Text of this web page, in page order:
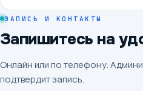
ЗАПИСЬ И КОНТАКТЫ
Запишитесь на
Онлайн или по телефону.
подтвердит запись.